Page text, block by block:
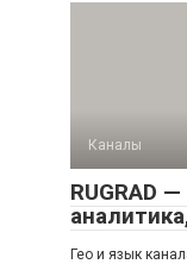
Каналы
RUGRAD
Гео и язык